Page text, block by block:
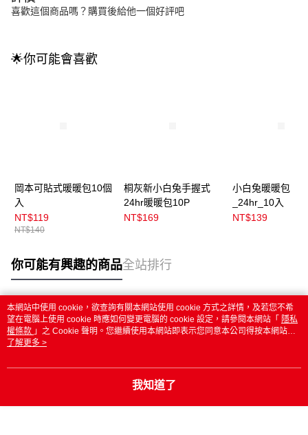
喜歡這個商品嗎？購買後給他一個好評吧
🌟你可能會喜歡
岡本可貼式暖暖包10個
入
NT$119
NT$140
桐灰新小白兔手握式
24hr暖暖包10P
NT$169
小白兔暖暖包
_24hr_10入
NT$139
你可能有興趣的商品全站排行
熱門標籤
本網站中使用 cookie，欲查詢有關本網站使用 cookie 方式之詳情，及若您不希
望在電腦上使用 cookie 時應如何變更電腦的 cookie 設定，請參閱本網站「 隱私
權條款 」之 Cookie 聲明。您繼續使用本網站即表示您同意本公司得按本網站使
用條款之 Cookie 聲明使用 cookie。
了解更多 >
我知道了